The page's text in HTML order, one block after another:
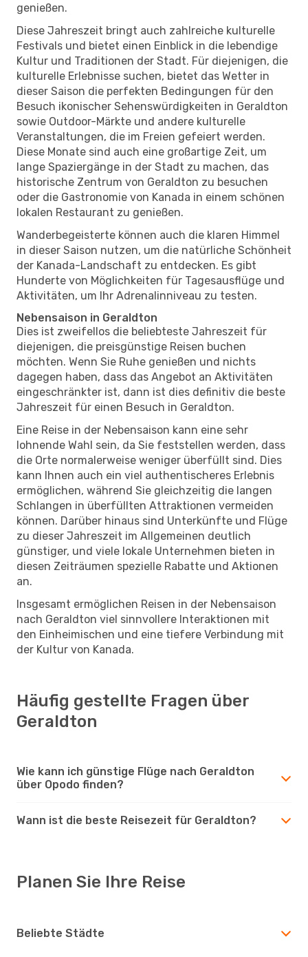
genießen.
Diese Jahreszeit bringt auch zahlreiche kulturelle
Festivals und bietet einen Einblick in die lebendige
Kultur und Traditionen der Stadt. Für diejenigen, die
kulturelle Erlebnisse suchen, bietet das Wetter in
dieser Saison die perfekten Bedingungen für den
Besuch ikonischer Sehenswürdigkeiten in Geraldton
sowie Outdoor-Märkte und andere kulturelle
Veranstaltungen, die im Freien gefeiert werden.
Diese Monate sind auch eine großartige Zeit, um
lange Spaziergänge in der Stadt zu machen, das
historische Zentrum von Geraldton zu besuchen
oder die Gastronomie von Kanada in einem schönen
lokalen Restaurant zu genießen.
Wanderbegeisterte können auch die klaren Himmel
in dieser Saison nutzen, um die natürliche Schönheit
der Kanada-Landschaft zu entdecken. Es gibt
Hunderte von Möglichkeiten für Tagesausflüge und
Aktivitäten, um Ihr Adrenalinniveau zu testen.
Nebensaison in Geraldton
Dies ist zweifellos die beliebteste Jahreszeit für
diejenigen, die preisgünstige Reisen buchen
möchten. Wenn Sie Ruhe genießen und nichts
dagegen haben, dass das Angebot an Aktivitäten
eingeschränkter ist, dann ist dies definitiv die beste
Jahreszeit für einen Besuch in Geraldton.
Eine Reise in der Nebensaison kann eine sehr
lohnende Wahl sein, da Sie feststellen werden, dass
die Orte normalerweise weniger überfüllt sind. Dies
kann Ihnen auch ein viel authentischeres Erlebnis
ermöglichen, während Sie gleichzeitig die langen
Schlangen in überfüllten Attraktionen vermeiden
können. Darüber hinaus sind Unterkünfte und Flüge
zu dieser Jahreszeit im Allgemeinen deutlich
günstiger, und viele lokale Unternehmen bieten in
diesen Zeiträumen spezielle Rabatte und Aktionen
an.
Insgesamt ermöglichen Reisen in der Nebensaison
nach Geraldton viel sinnvollere Interaktionen mit
den Einheimischen und eine tiefere Verbindung mit
der Kultur von Kanada.
Häufig gestellte Fragen über
Geraldton
Wie kann ich günstige Flüge nach Geraldton
über Opodo finden?
Wann ist die beste Reisezeit für Geraldton?
Planen Sie Ihre Reise
Beliebte Städte